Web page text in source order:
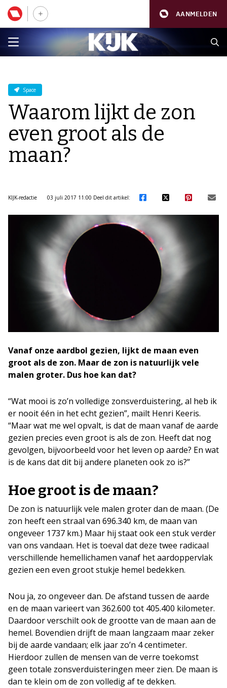
AANMELDEN
Space
Waarom lijkt de zon
even groot als de
maan?
KIJK-redactie 03 juli 2017 11:00 Deel dit artikel:
Vanaf onze aardbol gezien, lijkt de maan even
groot als de zon. Maar de zon is natuurlijk vele
malen groter. Dus hoe kan dat?
“Wat mooi is zo’n volledige zonsverduistering, al heb ik
er nooit één in het echt gezien”, mailt Henri Keeris.
“Maar wat me wel opvalt, is dat de maan vanaf de aarde
gezien precies even groot is als de zon. Heeft dat nog
gevolgen, bijvoorbeeld voor het leven op aarde? En wat
is de kans dat dit bij andere planeten ook zo is?”
Hoe groot is de maan?
De zon is natuurlijk vele malen groter dan de maan. (De
zon heeft een straal van 696.340 km, de maan van
ongeveer 1737 km.) Maar hij staat ook een stuk verder
van ons vandaan. Het is toeval dat deze twee radicaal
verschillende hemellichamen vanaf het aardoppervlak
gezien een even groot stukje hemel bedekken.
Nou ja, zo ongeveer dan. De afstand tussen de aarde
en de maan varieert van 362.600 tot 405.400 kilometer.
Daardoor verschilt ook de grootte van de maan aan de
hemel. Bovendien drijft de maan langzaam maar zeker
bij de aarde vandaan; elk jaar zo’n 4 centimeter.
Hierdoor zullen de mensen van de verre toekomst
geen totale zonsverduisteringen meer zien. De maan is
dan te klein om de zon volledig af te dekken.